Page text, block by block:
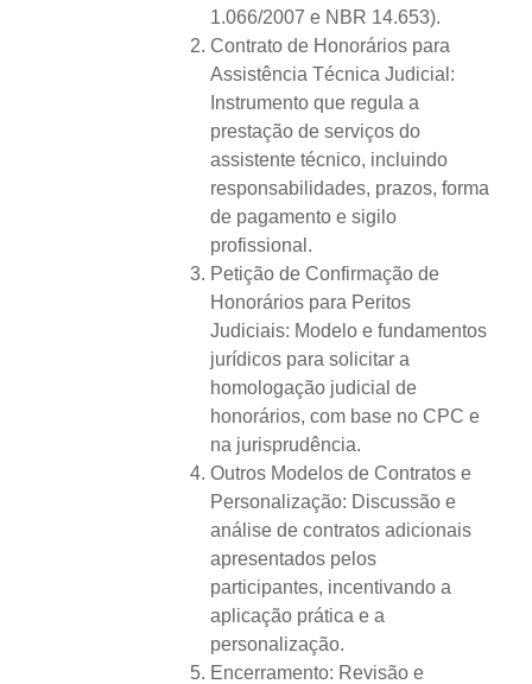
1.066/2007 e NBR 14.653).
Contrato de Honorários para
Assistência Técnica Judicial:
Instrumento que regula a
prestação de serviços do
assistente técnico, incluindo
responsabilidades, prazos, forma
de pagamento e sigilo
profissional.
Petição de Confirmação de
Honorários para Peritos
Judiciais: Modelo e fundamentos
jurídicos para solicitar a
homologação judicial de
honorários, com base no CPC e
na jurisprudência.
Outros Modelos de Contratos e
Personalização: Discussão e
análise de contratos adicionais
apresentados pelos
participantes, incentivando a
aplicação prática e a
personalização.
Encerramento: Revisão e